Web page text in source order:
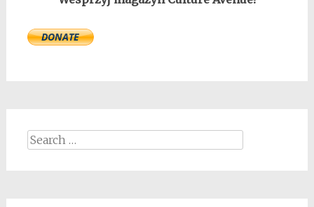
Search
for: